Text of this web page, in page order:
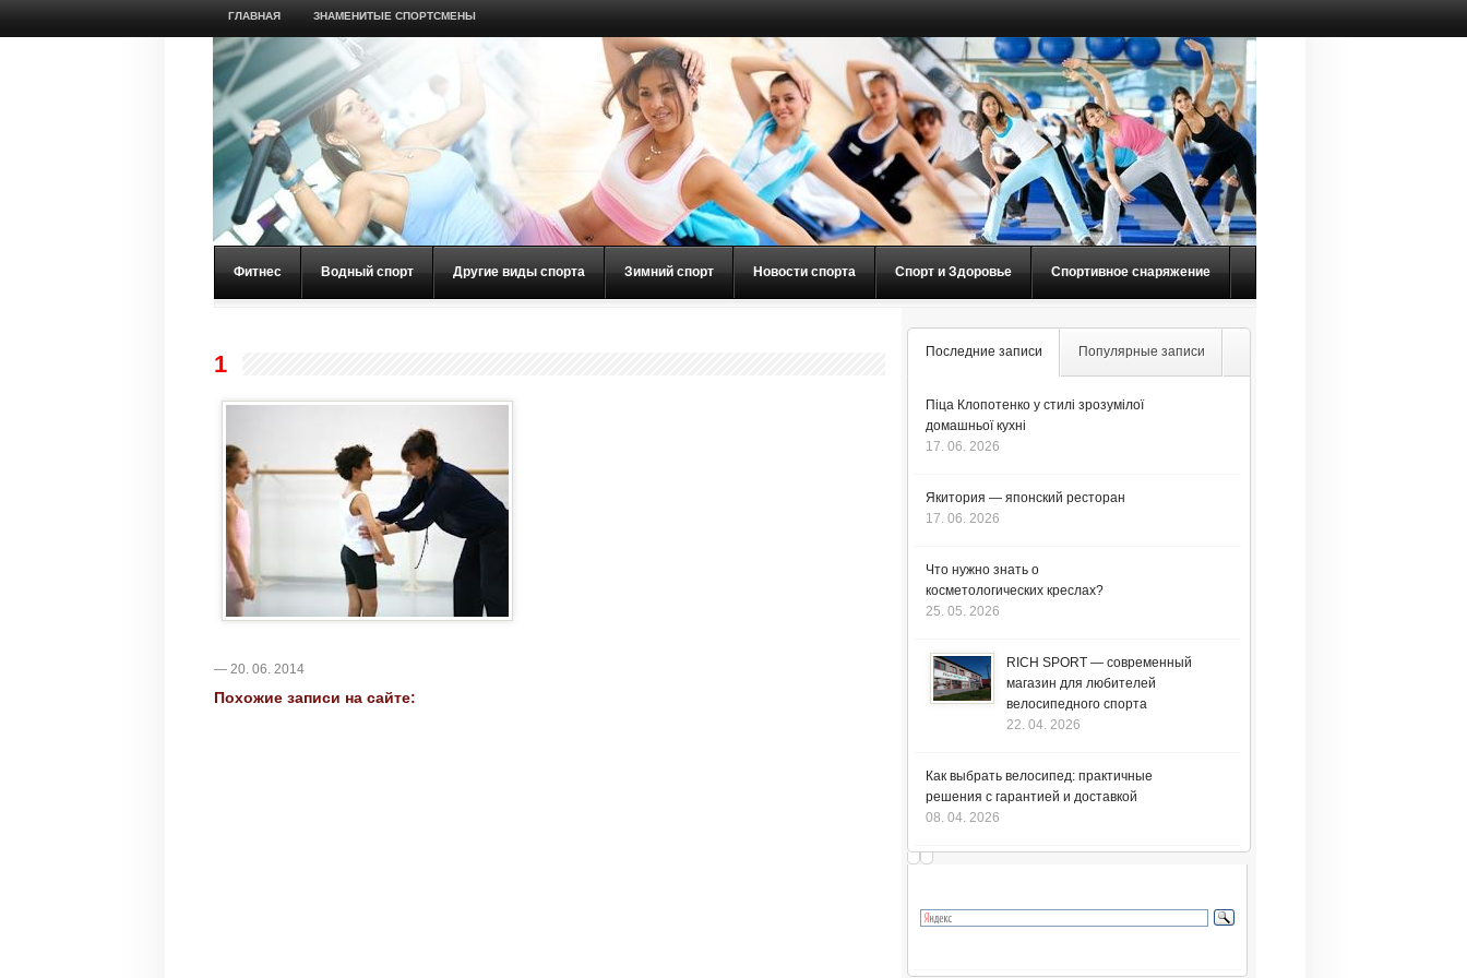
ГЛАВНАЯ ЗНАМЕНИТЫЕ СПОРТСМЕНЫ
Фитнес Водный спорт Другие виды спорта Зимний спорт Новости спорта Спорт и Здоровье Спортивное снаряжение
1
— 20. 06. 2014
Похожие записи на сайте:
Последние записи Популярные записи
Піца Клопотенко у стилі зрозумілої
домашньої кухні
17. 06. 2026
Якитория — японский ресторан
17. 06. 2026
Что нужно знать о
косметологических креслах?
25. 05. 2026
RICH SPORT — современный
магазин для любителей
велосипедного спорта
22. 04. 2026
Как выбрать велосипед: практичные
решения с гарантией и доставкой
08. 04. 2026